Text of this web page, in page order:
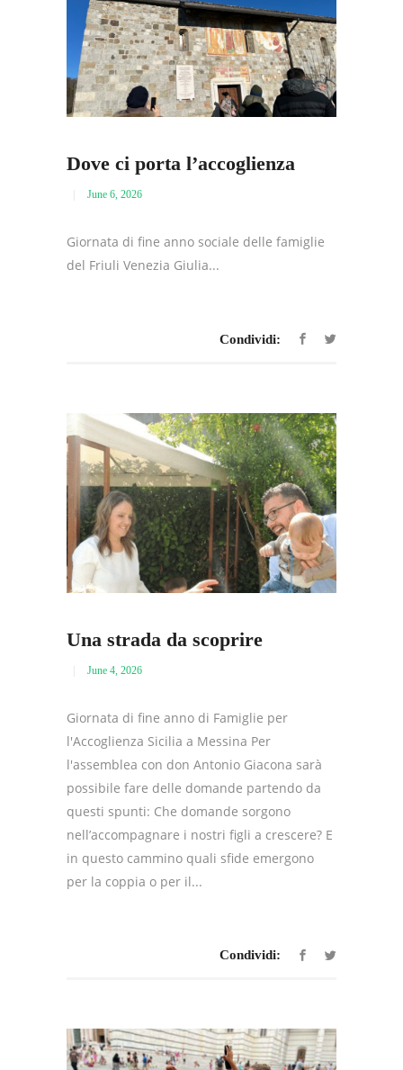
Dove ci porta l’accoglienza
June 6, 2026
Giornata di fine anno sociale delle famiglie
del Friuli Venezia Giulia...
Condividi:
Una strada da scoprire
June 4, 2026
Giornata di fine anno di Famiglie per
l'Accoglienza Sicilia a Messina Per
l'assemblea con don Antonio Giacona sarà
possibile fare delle domande partendo da
questi spunti: Che domande sorgono
nell’accompagnare i nostri figli a crescere? E
in questo cammino quali sfide emergono
per la coppia o per il...
Condividi: